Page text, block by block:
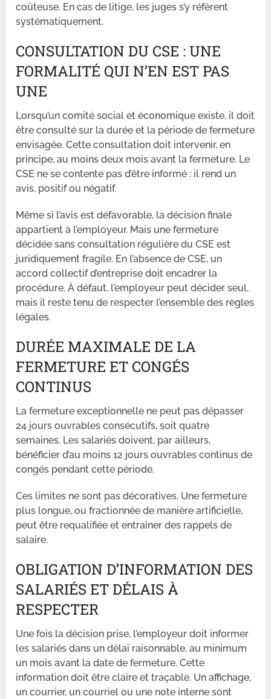
coûteuse. En cas de litige, les juges s’y réfèrent
systématiquement.
CONSULTATION DU CSE : UNE
FORMALITÉ QUI N’EN EST PAS
UNE
Lorsqu’un comité social et économique existe, il doit
être consulté sur la durée et la période de fermeture
envisagée. Cette consultation doit intervenir, en
principe, au moins deux mois avant la fermeture. Le
CSE ne se contente pas d’être informé : il rend un
avis, positif ou négatif.
Même si l’avis est défavorable, la décision finale
appartient à l’employeur. Mais une fermeture
décidée sans consultation régulière du CSE est
juridiquement fragile. En l’absence de CSE, un
accord collectif d’entreprise doit encadrer la
procédure. À défaut, l’employeur peut décider seul,
mais il reste tenu de respecter l’ensemble des règles
légales.
DURÉE MAXIMALE DE LA
FERMETURE ET CONGÉS
CONTINUS
La fermeture exceptionnelle ne peut pas dépasser
24 jours ouvrables consécutifs, soit quatre
semaines. Les salariés doivent, par ailleurs,
bénéficier d’au moins 12 jours ouvrables continus de
congés pendant cette période.
Ces limites ne sont pas décoratives. Une fermeture
plus longue, ou fractionnée de manière artificielle,
peut être requalifiée et entraîner des rappels de
salaire.
OBLIGATION D’INFORMATION DES
SALARIÉS ET DÉLAIS À
RESPECTER
Une fois la décision prise, l’employeur doit informer
les salariés dans un délai raisonnable, au minimum
un mois avant la date de fermeture. Cette
information doit être claire et traçable. Un affichage,
un courrier, un courriel ou une note interne sont